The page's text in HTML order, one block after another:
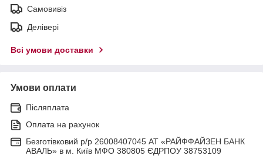
Самовивіз
Делівері
Всі умови доставки
Умови оплати
Післяплата
Оплата на рахунок
Безготівковий р/р 26008407045 АТ «РАЙФФАЙЗЕН БАНК
АВАЛЬ» в м. Київ МФО 380805 ЄДРПОУ 38753109